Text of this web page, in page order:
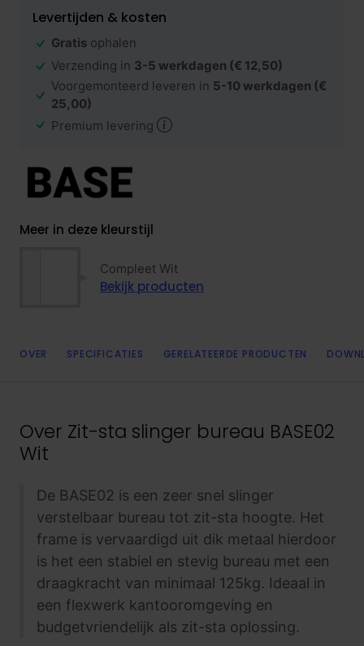
Levertijden & kosten
Gratis ophalen
Verzending in 3-5 werkdagen (€ 12,50)
Voorgemonteerd leveren in 5-10 werkdagen (€
25,00)
Premium levering
Meer in deze kleurstijl
Compleet Wit
Bekijk producten
OVER SPECIFICATIES GERELATEERDE PRODUCTEN
Over Zit-sta slinger bureau BASE02
Wit
De BASE02 is een zeer snel slinger
verstelbaar bureau tot zit-sta hoogte. Het
frame is vervaardigd uit dik metaal hierdoor
is het een stabiel en stevig bureau met een
draagkracht van minimaal 125kg. Ideaal in
een flexwerk kantooromgeving en
budgetvriendelijk als zit-sta oplossing.